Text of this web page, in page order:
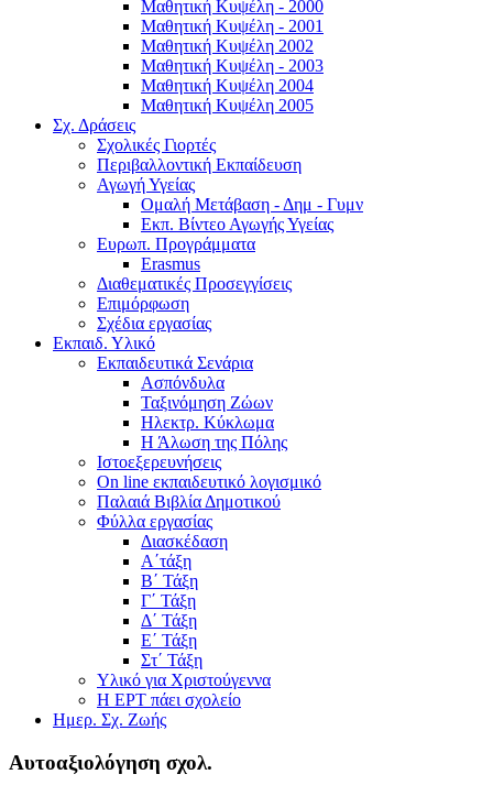
Μαθητική Κυψέλη - 2000
Μαθητική Κυψέλη - 2001
Μαθητική Κυψέλη 2002
Μαθητική Κυψέλη - 2003
Μαθητική Κυψέλη 2004
Μαθητική Κυψέλη 2005
Σχ. Δράσεις
Σχολικές Γιορτές
Περιβαλλοντική Εκπαίδευση
Αγωγή Υγείας
Ομαλή Μετάβαση - Δημ - Γυμν
Εκπ. Βίντεο Αγωγής Υγείας
Ευρωπ. Προγράμματα
Erasmus
Διαθεματικές Προσεγγίσεις
Επιμόρφωση
Σχέδια εργασίας
Εκπαιδ. Υλικό
Εκπαιδευτικά Σενάρια
Ασπόνδυλα
Ταξινόμηση Ζώων
Ηλεκτρ. Κύκλωμα
Η Άλωση της Πόλης
Ιστοεξερευνήσεις
On line εκπαιδευτικό λογισμικό
Παλαιά Βιβλία Δημοτικού
Φύλλα εργασίας
Διασκέδαση
Α΄τάξη
Β΄ Τάξη
Γ΄ Τάξη
Δ΄ Τάξη
Ε΄ Τάξη
Στ΄ Τάξη
Υλικό για Χριστούγεννα
Η ΕΡΤ πάει σχολείο
Ημερ. Σχ. Ζωής
Αυτοαξιολόγηση σχολ.